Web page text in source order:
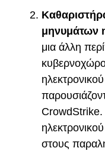
μηνυμάτων
μια άλλη
CrowdStrike.
στους